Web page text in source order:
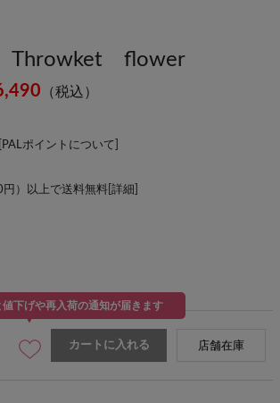
】Throwket flower
（税込）
PALポイントについて
）以上で送料無料[ 詳細
下げや再入荷の通知が届きます
カートに入れる 店舗在庫